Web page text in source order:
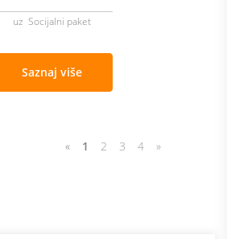
uz Socijalni paket
Saznaj više
« 1 2 3 4 »